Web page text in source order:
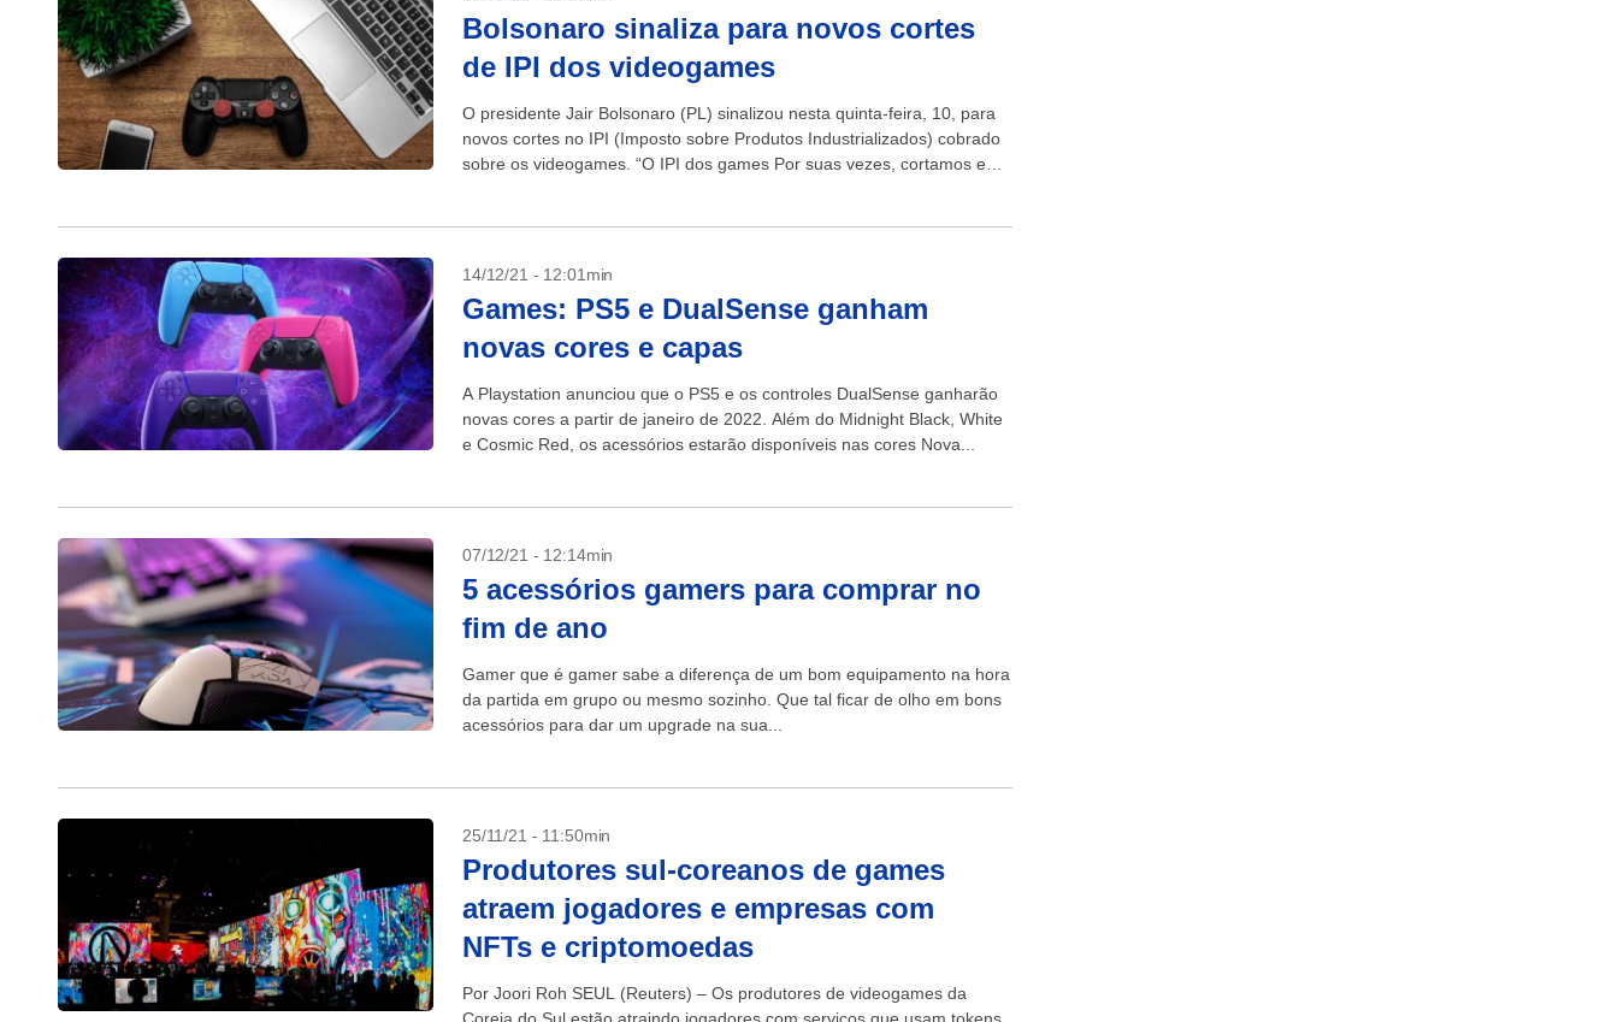
Bolsonaro sinaliza para novos cortes
de IPI dos videogames
O presidente Jair Bolsonaro (PL) sinalizou nesta quinta-feira, 10, para
novos cortes no IPI (Imposto sobre Produtos Industrializados) cobrado
sobre os videogames. “O IPI dos games Por suas vezes, cortamos em
14/12/21 - 12:01min
Games: PS5 e DualSense ganham
novas cores e capas
A Playstation anunciou que o PS5 e os controles DualSense ganharão
novas cores a partir de janeiro de 2022. Além do Midnight Black, White
e Cosmic Red, os acessórios estarão disponíveis nas cores Nova...
07/12/21 - 12:14min
5 acessórios gamers para comprar no
fim de ano
Gamer que é gamer sabe a diferença de um bom equipamento na hora
da partida em grupo ou mesmo sozinho. Que tal ficar de olho em bons
acessórios para dar um upgrade na sua...
25/11/21 - 11:50min
Produtores sul-coreanos de games
atraem jogadores e empresas com
NFTs e criptomoedas
Por Joori Roh SEUL (Reuters) – Os produtores de videogames da